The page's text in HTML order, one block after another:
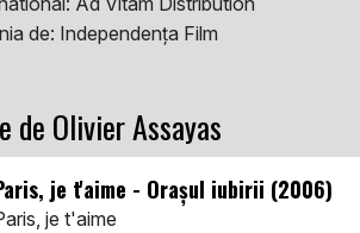
de: Independența Film
de Olivier Assayas
je t'aime - Orașul iubirii (2006)
je t'aime